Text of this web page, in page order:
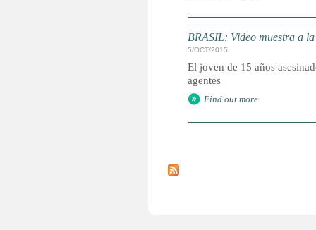
BRASIL: Video muestra a
5/OCT/2015
El joven de 15 años
agentes
Find out more
a